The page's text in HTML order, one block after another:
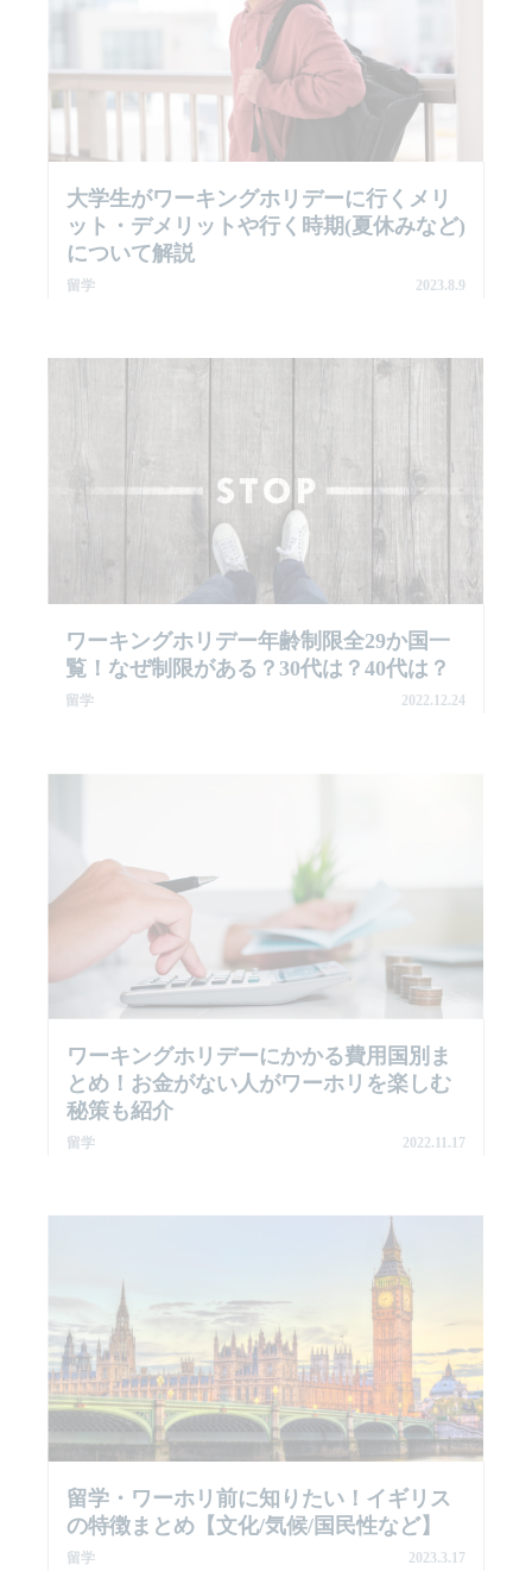
大学生がワーキングホリデーに行くメリ
ット・デメリットや行く時期(夏休みなど)
について解説
留学 2023.8.9
ワーキングホリデー年齢制限全29か国一
覧！なぜ制限がある？30代は？40代は？
留学 2022.12.24
ワーキングホリデーにかかる費用国別ま
とめ！お金がない人がワーホリを楽しむ
秘策も紹介
留学 2022.11.17
留学・ワーホリ前に知りたい！イギリス
の特徴まとめ【文化/気候/国民性など】
留学 2023.3.17